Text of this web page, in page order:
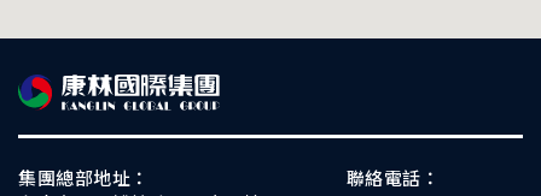
集團總部地址：
聯絡電話：